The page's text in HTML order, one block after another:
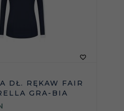
DŁ. RĘKAW FAIR
GRA-BIA